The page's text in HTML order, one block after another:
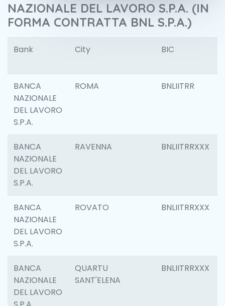
NAZIONALE DEL LAVORO S.P.A. (IN
FORMA CONTRATTA BNL S.P.A.)
Bank City BIC
BANCA
NAZIONALE
DEL LAVORO
S.P.A.
ROMA BNLIITRR
BANCA
NAZIONALE
DEL LAVORO
S.P.A.
RAVENNA BNLIITRRXXX
BANCA
NAZIONALE
DEL LAVORO
S.P.A.
ROVATO BNLIITRRXXX
BANCA
NAZIONALE
DEL LAVORO
QUARTU
SANT'ELENA
BNLIITRRXXX